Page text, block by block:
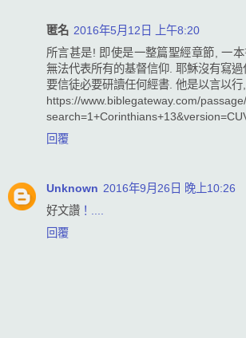
匿名 2016年5月12日 上午8:20
所言甚是! 即使是一整篇聖經章節, 一
無法代表所有的基督信仰. 耶穌沒有寫
要信徒必要研讀任何經書. 他是以言以行
https://www.biblegateway.com/
回覆
Unknown 2016年9月26日 晚上10:26
好文讚 ！
回覆